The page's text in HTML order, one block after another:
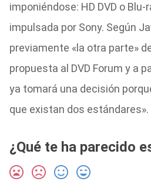
imponiéndose: HD DVD o Blu-
impulsada por Sony. Según
previamente «la otra parte»
propuesta al DVD Forum y a
ya tomará una decisión
que existan dos estándares».
¿Qué te ha parecido